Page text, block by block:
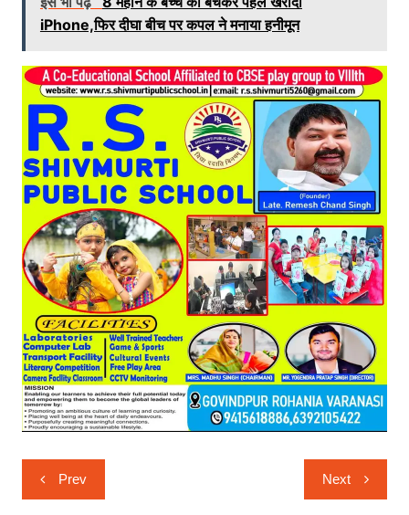
iPhone,फिर दीघा बीच पर कपल ने मनाया हनीमून
Post
navigation
Prev Next